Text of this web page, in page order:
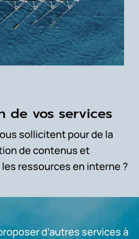
de vos services
sollicitent pour de la
de contenus et
les ressources en interne ?
d’autres services à